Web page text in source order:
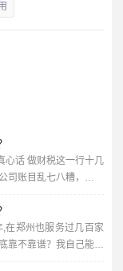
心话 做财税这一行十几
司账目乱七八糟，报税
的甚至被不靠谱的代理
们聊聊，选代理记账
经验。 很多老板以为代
低越好，错...
在郑州也服务过几百家
靠不靠谱？我自己能不
八个最后都老老实实找